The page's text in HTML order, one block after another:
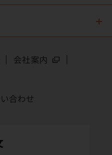
会社案内
合わせ